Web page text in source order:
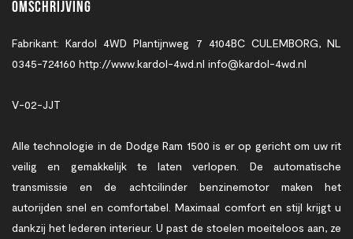
Omschrijving
Fabrikant: Kardol 4WD Plantijnweg 7 4104BC CULEMBORG, NL
0345-724160 http://www.kardol-4wd.nl info@kardol-4wd.nl
V-02-JJT
Alle technologie in de Dodge Ram 1500 is er op gericht om uw rit
veilig en gemakkelijk te laten verlopen. De automatische
transmissie en de achtcilinder benzinemotor maken het
autorijden snel en comfortabel. Maximaal comfort en stijl krijgt u
dankzij het lederen interieur. U past de stoelen moeiteloos aan, ze